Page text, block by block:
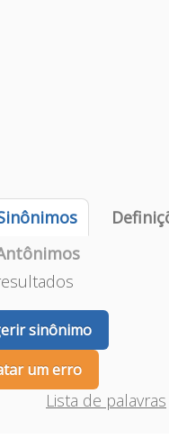
sinônimo
um erro
Lista de palavras